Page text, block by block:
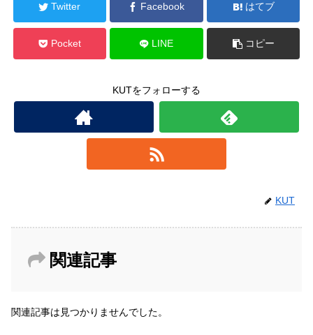
Twitter Facebook はてブ
Pocket LINE コピー
KUTをフォローする
KUT
関連記事
関連記事は見つかりませんでした。